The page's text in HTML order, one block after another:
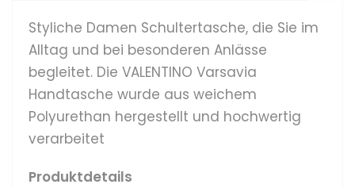
Styliche Damen Schultertasche, die Sie im
Alltag und bei besonderen Anlässe
begleitet. Die VALENTINO Varsavia
Handtasche wurde aus weichem
Polyurethan hergestellt und hochwertig
verarbeitet
Produktdetails